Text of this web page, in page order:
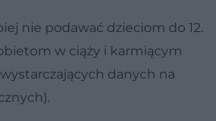
nie podawać dzieciom do 12.
w ciąży i karmiącym
danych na